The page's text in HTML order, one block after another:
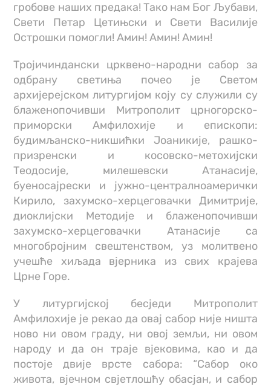
гробове наших предака! Тако нам Бог Љубави,
Свети Петар Цетињски и Свети Василије
Острошки помогли! Амин! Амин! Амин!
Тројичиндански црквено-народни сабор за
одбрану светиња почео је Светом
архијерејском литургијом коју су служили су
блаженопочивши Митрополит црногорско-
приморски Амфилохије и епископи:
будимљанско-никшићки Јоаникије, рашко-
призренски и косовско-метохијски
Теодосије, милешевски Атанасије,
буеносајрески и јужно-централноамерички
Кирило, захумско-херцеговачки Димитрије,
диоклијски Методије и блаженопочивши
захумско-херцеговачки Атанасије са
многобројним свештенством, уз молитвено
учешће хиљада вјерника из свих крајева
Црне Горе.
У литургијској бесједи Митрополит
Амфилохије је рекао да овај сабор није ништа
ново ни овом граду, ни овој земљи, ни овом
народу и да он траје вјековима, као и да
постоје двије врсте сабора: “Сабор око
живота, вјечном свјетлошћу обасјан, и сабор